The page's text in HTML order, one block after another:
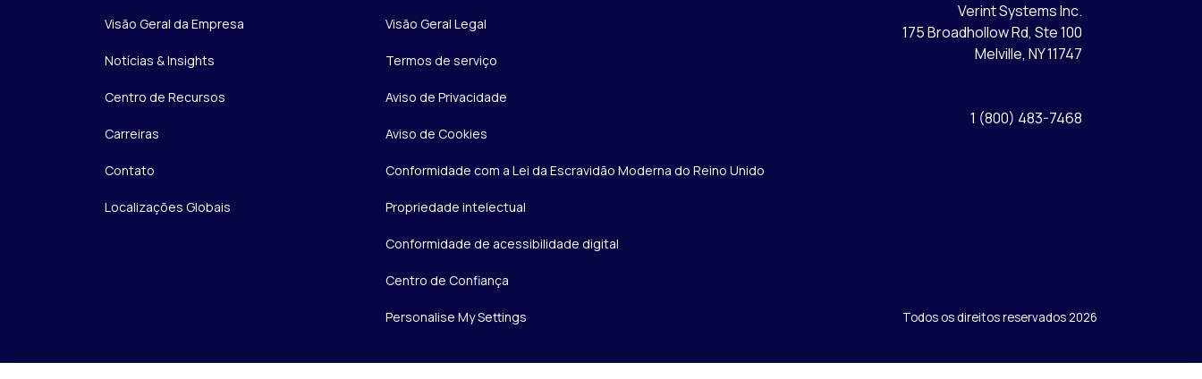
Visão Geral da Empresa
Notícias & Insights
Centro de Recursos
Carreiras
Contato
Localizações Globais
Visão Geral Legal
Termos de serviço
Aviso de Privacidade
Aviso de Cookies
Conformidade com a Lei da Escravidão Moderna do Reino Unido
Propriedade intelectual
Conformidade de acessibilidade digital
Centro de Confiança
Personalise My Settings
Verint Systems Inc.
175 Broadhollow Rd, Ste 100
Melville, NY 11747
1 (800) 483-7468
Todos os direitos reservados 2026